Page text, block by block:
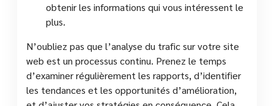
obtenir les informations qui vous intéressent le
plus.
N’oubliez pas que l’analyse du trafic sur votre site
web est un processus continu. Prenez le temps
d’examiner régulièrement les rapports, d’identifier
les tendances et les opportunités d’amélioration,